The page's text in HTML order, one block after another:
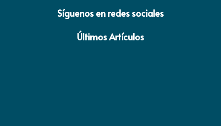
Síguenos en redes sociales
Últimos Artículos